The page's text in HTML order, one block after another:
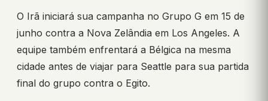
O Irã iniciará sua campanha no Grupo G em 15 de
junho contra a Nova Zelândia em Los Angeles. A
equipe também enfrentará a Bélgica na mesma
cidade antes de viajar para Seattle para sua partida
final do grupo contra o Egito.